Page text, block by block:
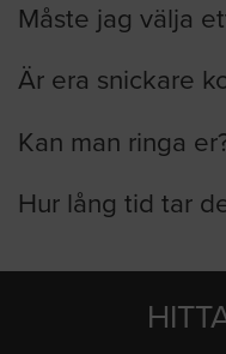
Måste jag välja
Är era snickare
Kan man ringa
Hur lång tid tar